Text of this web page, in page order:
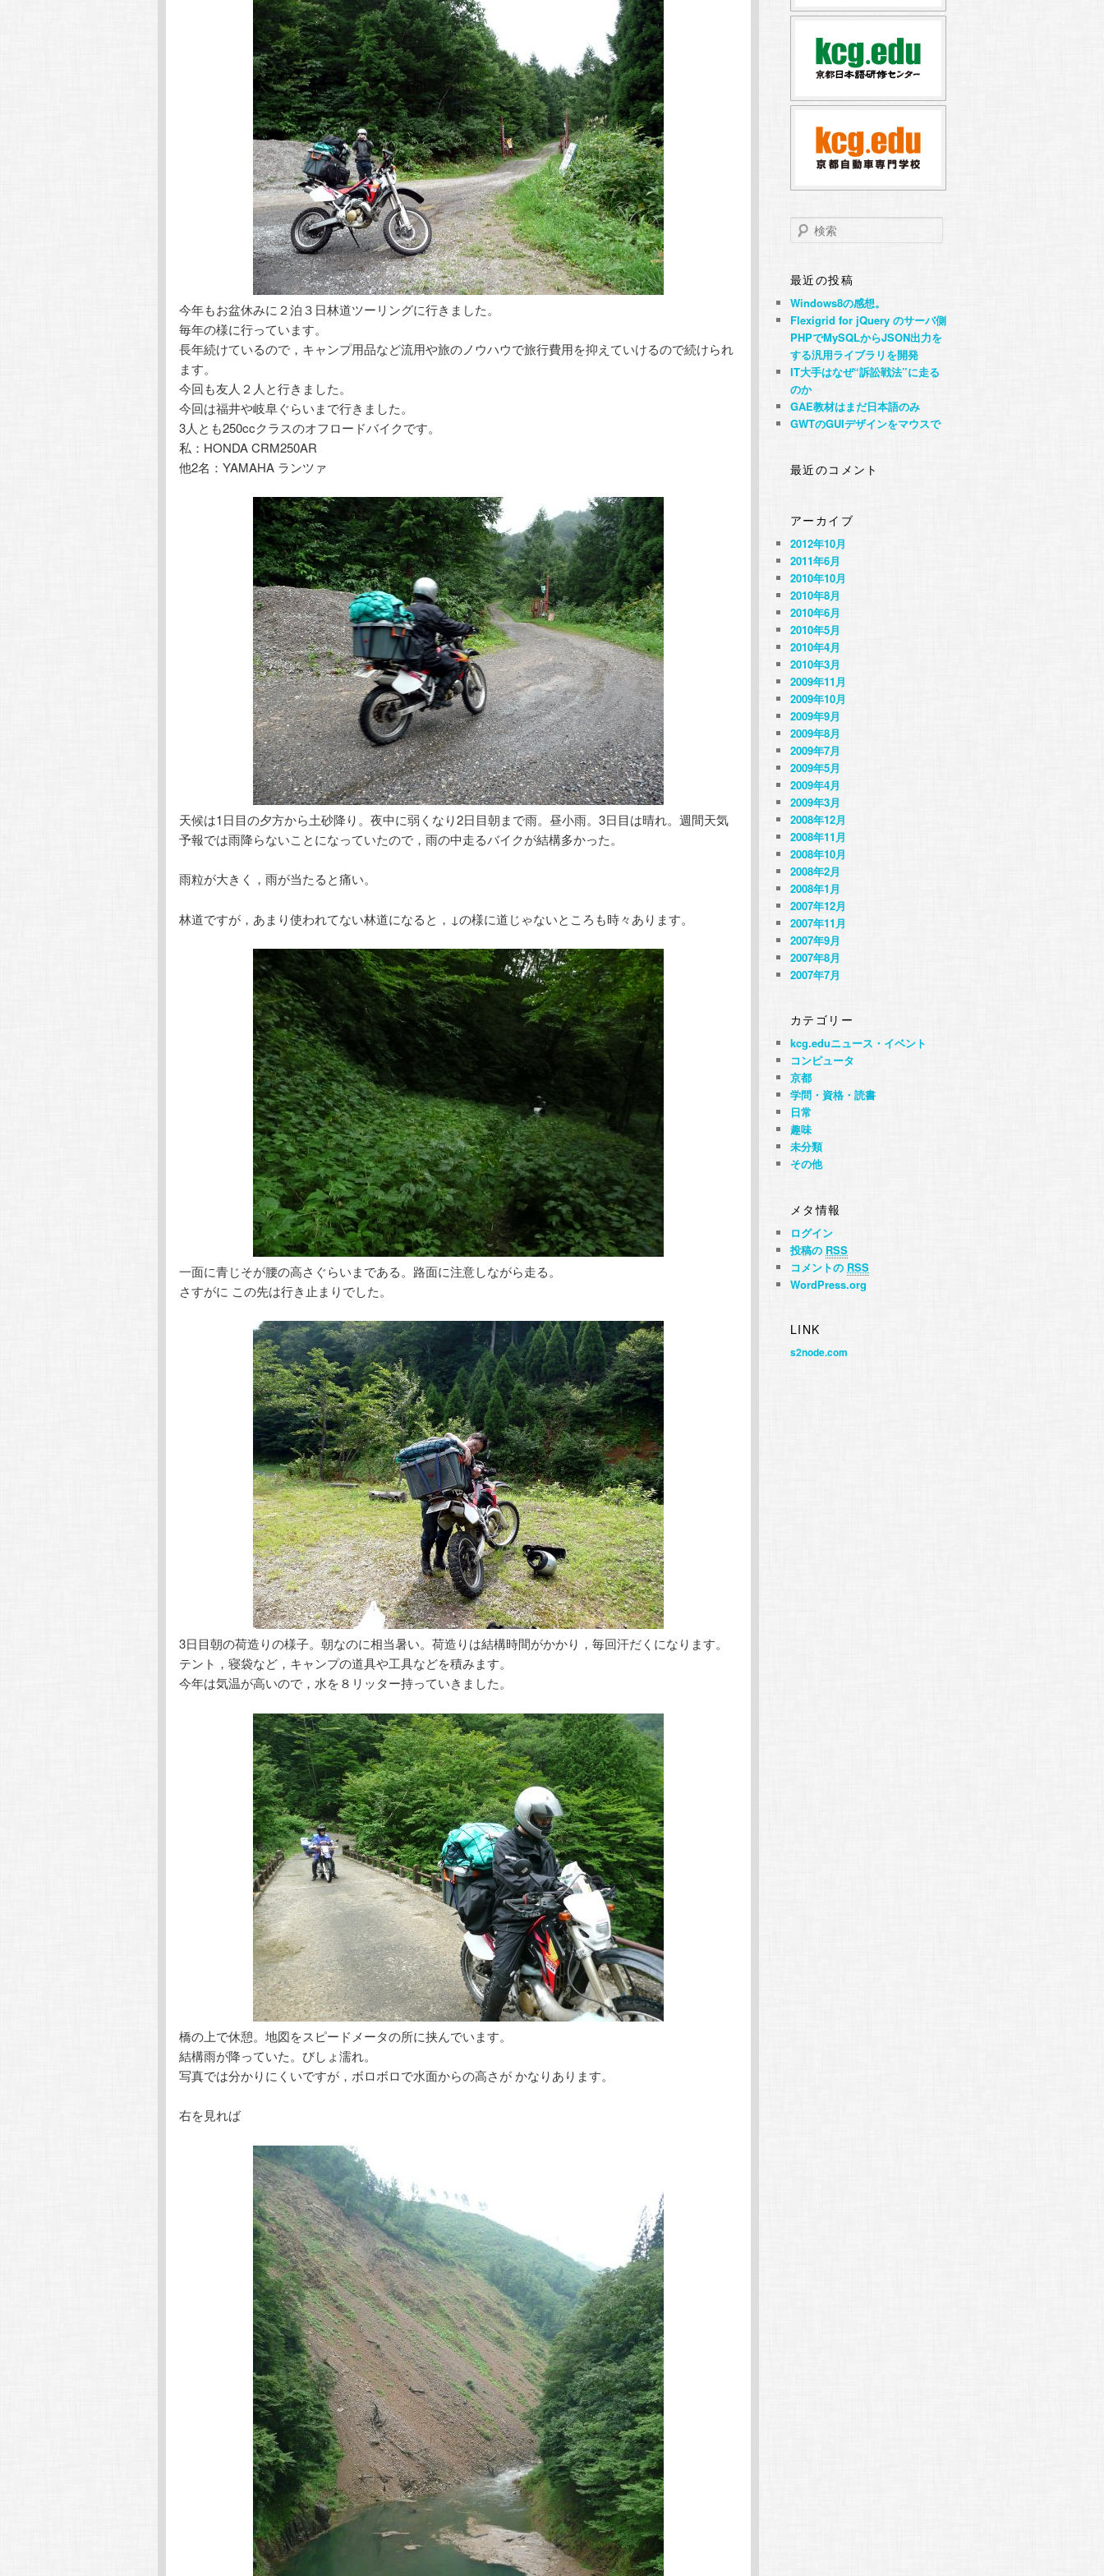
今年もお盆休みに２泊３日林道ツーリングに行きました。
毎年の様に行っています。
長年続けているので，キャンプ用品など流用や旅のノウハウで旅行費用を抑えていけるので続けられ
ます。
今回も友人２人と行きました。
今回は福井や岐阜ぐらいまで行きました。
3人とも250ccクラスのオフロードバイクです。
私：HONDA CRM250AR
他2名：YAMAHA ランツァ
天候は1日目の夕方から土砂降り。夜中に弱くなり2日目朝まで雨。昼小雨。3日目は晴れ。週間天気
予報では雨降らないことになっていたので，雨の中走るバイクが結構多かった。
雨粒が大きく，雨が当たると痛い。
林道ですが，あまり使われてない林道になると，↓の様に道じゃないところも時々あります。
一面に青じそが腰の高さぐらいまである。路面に注意しながら走る。
さすがに この先は行き止まりでした。
3日目朝の荷造りの様子。朝なのに相当暑い。荷造りは結構時間がかかり，毎回汗だくになります。
テント，寝袋など，キャンプの道具や工具などを積みます。
今年は気温が高いので，水を８リッター持っていきました。
橋の上で休憩。地図をスピードメータの所に挟んでいます。
結構雨が降っていた。びしょ濡れ。
写真では分かりにくいですが，ボロボロで水面からの高さが かなりあります。
右を見れば
検
索
最近の投稿
Windows8の感想。
Flexigrid for jQuery のサーバ側
PHPでMySQLからJSON出力を
する汎用ライブラリを開発
IT大手はなぜ“訴訟戦法”に走る
のか
GAE教材はまだ日本語のみ
GWTのGUIデザインをマウスで
最近のコメント
アーカイブ
2012年10月
2011年6月
2010年10月
2010年8月
2010年6月
2010年5月
2010年4月
2010年3月
2009年11月
2009年10月
2009年9月
2009年8月
2009年7月
2009年5月
2009年4月
2009年3月
2008年12月
2008年11月
2008年10月
2008年2月
2008年1月
2007年12月
2007年11月
2007年9月
2007年8月
2007年7月
カテゴリー
kcg.eduニュース・イベント
コンピュータ
京都
学問・資格・読書
日常
趣味
未分類
その他
メタ情報
ログイン
投稿の RSS
コメントの RSS
WordPress.org
LINK
s2node.com